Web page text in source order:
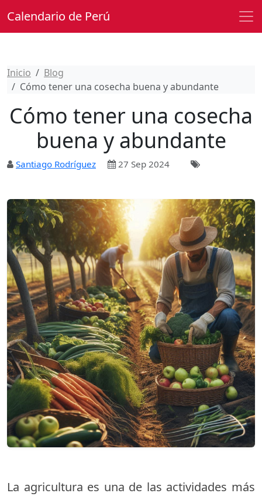
Calendario de Perú
Inicio
Blog
Cómo tener una cosecha buena y abundante
Cómo tener una cosecha
buena y abundante
Santiago Rodríguez 27 Sep 2024
La agricultura es una de las actividades más